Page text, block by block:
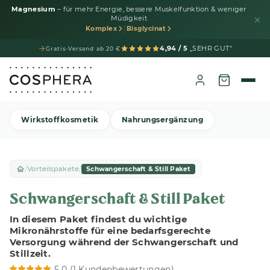
Magnesium – für mehr Energie, bessere Muskelfunktion & weniger
Müdigkeit
Komplex Bisglycinat
Gratis-Versand ab 20 € 4,94 / 5 „SEHR GUT"
Wirkstoffkosmetik Nahrungsergänzung
/Vorteilspakete/ Schwangerschaft & Still Paket
Schwangerschaft & Still Paket
In diesem Paket findest du wichtige
Mikronährstoffe für eine bedarfsgerechte
Versorgung während der Schwangerschaft und
Stillzeit.